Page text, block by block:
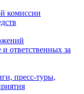
комиссии
ответственных за
пресс-туры,